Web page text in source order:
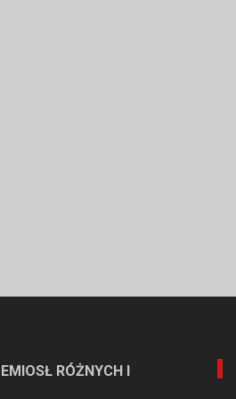
RÓŻNYCH I